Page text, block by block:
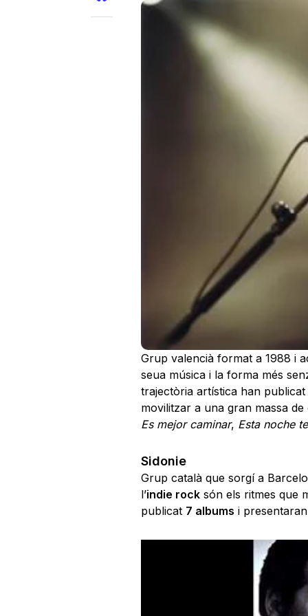
Grup valencià format a 1988 i
seua música i la forma més
trajectòria artística han publicat
movilitzar a una gran massa
Es mejor caminar, Esta noche
Sidonie
Grup català que sorgí a
l’indie rocksón els ritmes que
publicat 7 albums i